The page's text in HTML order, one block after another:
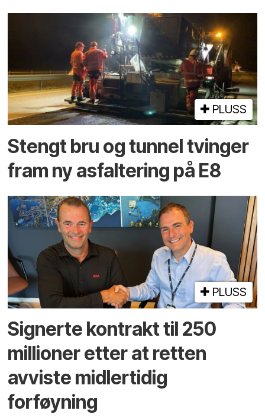
PLUSS
Stengt bru og tunnel tvinger
fram ny asfaltering på E8
PLUSS
Signerte kontrakt til 250
millioner etter at retten
avviste midlertidig
forføyning